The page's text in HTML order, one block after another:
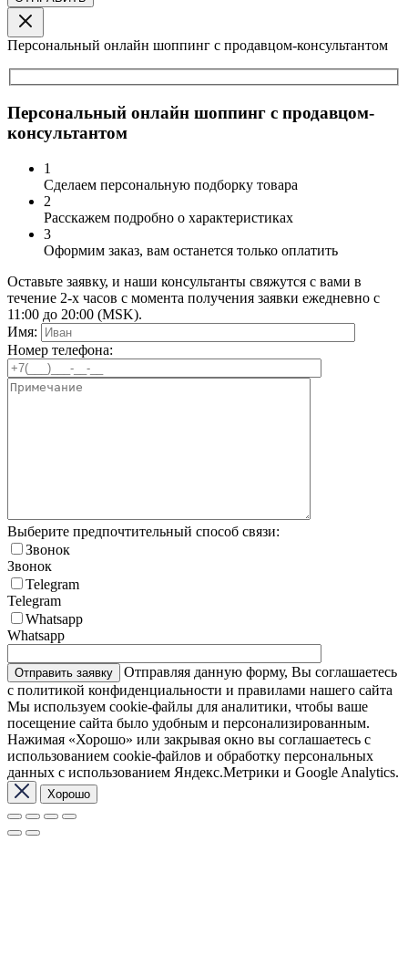
Персональный онлайн шоппинг с продавцом-консультантом
Персональный онлайн шоппинг с продавцом-
консультантом
1
Сделаем персональную подборку товара
2
Расскажем подробно о характеристиках
3
Оформим заказ, вам останется только оплатить
Оставьте заявку, и наши консультанты свяжутся с вами в
течение 2-х часов с момента получения заявки ежедневно с
11:00 до 20:00 (MSK).
Имя:
Номер телефона:
Выберите предпочтительный способ связи:
Звонок
Звонок
Telegram
Telegram
Whatsapp
Whatsapp
Отправляя данную форму, Вы соглашаетесь
с политикой конфиденциальности и правилами нашего сайта
Мы используем cookie-файлы для аналитики, чтобы ваше
посещение сайта было удобным и персонализированным.
Нажимая «Хорошо» или закрывая окно вы соглашаетесь с
использованием cookie-файлов и обработку персональных
данных с использованием Яндекс.Метрики и Google Analytics.
Хорошо